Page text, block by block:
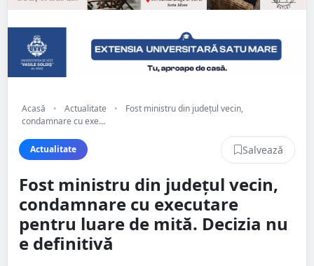
Acasă • Actualitate •
Fost ministru din județul vecin,
condamnare cu exe...
Actualitate Salvează
Fost ministru din județul vecin,
condamnare cu executare
pentru luare de mită. Decizia nu
e definitivă